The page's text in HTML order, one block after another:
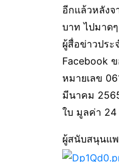
อีกแล้วหลังจ
บาท ไปมาดๆ
ผู้สื่อข่าวประ
Facebook
หมายเลข
มีนาคม
ใบ มูลค่า
ผู้สนับสนุนแ